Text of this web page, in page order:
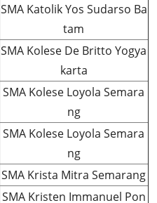
SMA Katolik Yos Sudarso Ba
tam
SMA Kolese De Britto Yogya
karta
SMA Kolese Loyola Semara
ng
SMA Kolese Loyola Semara
ng
SMA Krista Mitra Semarang
SMA Kristen Immanuel Pon